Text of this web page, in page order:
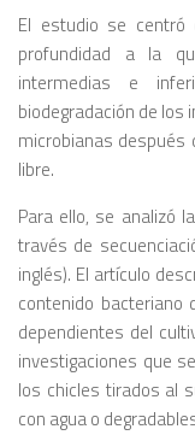
El estudio se
profundidad a la
intermedias e
biodegradación de los
microbianas
libre.
Para ello, se analizó
través de
inglés). El artículo
contenido bacteriano
dependientes del
investigaciones que
los chicles tirados al
con agua o